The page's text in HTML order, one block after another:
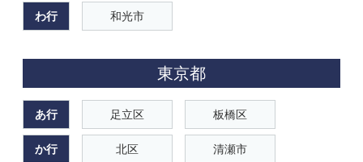
わ行 和光市
東京都
あ行 足立区 板橋区
か行 北区 清瀬市